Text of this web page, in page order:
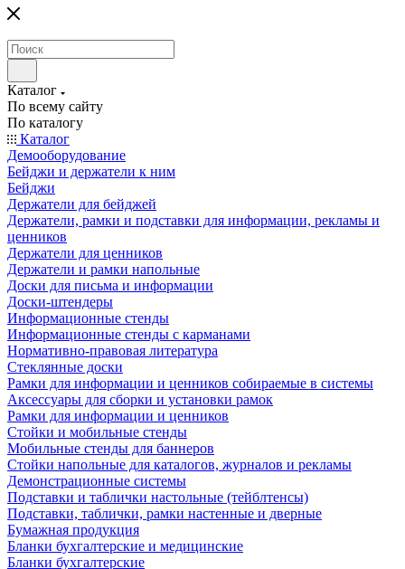
Каталог
По всему сайту
По каталогу
Каталог
Демооборудование
Бейджи и держатели к ним
Бейджи
Держатели для бейджей
Держатели, рамки и подставки для информации, рекламы и
ценников
Держатели для ценников
Держатели и рамки напольные
Доски для письма и информации
Доски-штендеры
Информационные стенды
Информационные стенды с карманами
Нормативно-правовая литература
Стеклянные доски
Рамки для информации и ценников собираемые в системы
Аксессуары для сборки и установки рамок
Рамки для информации и ценников
Стойки и мобильные стенды
Мобильные стенды для баннеров
Стойки напольные для каталогов, журналов и рекламы
Демонстрационные системы
Подставки и таблички настольные (тейблтенсы)
Подставки, таблички, рамки настенные и дверные
Бумажная продукция
Бланки бухгалтерские и медицинские
Бланки бухгалтерские